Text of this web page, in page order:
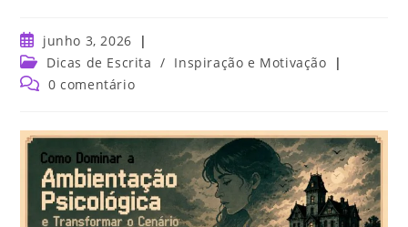
junho 3, 2026
Dicas de Escrita / Inspiração e Motivação
0 comentário